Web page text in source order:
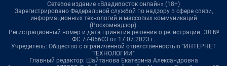
Сетевое издание «Владивосток онлайн» (18+)
Зарегистрировано Федеральной службой по надзору в сфере связи,
информационных технологий и массовых коммуникаций
(Роскомнадзор).
Регистрационный номер и дата принятия решения о регистрации: ЭЛ №
ФС 77-85603 от 17.07.2023 г.
Учредитель: Общество с ограниченной ответственностью "ИНТЕРНЕТ
ТЕХНОЛОГИИ"
Главный редактор: Шайтанова Екатерина Александровна